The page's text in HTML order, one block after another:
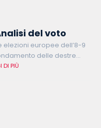
del voto
elezioni europee dell’8-9
delle destre
è stato. In Italia il
DI PIÙ